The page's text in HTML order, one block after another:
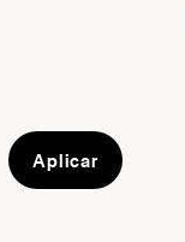
Aplicar